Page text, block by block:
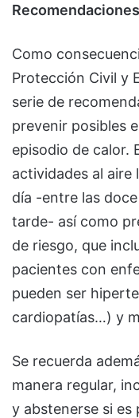
Como
Protección Civil y
serie de
prevenir posibles
episodio de calor.
actividades al aire
día -entre las
tarde- así como
de riesgo, que
pacientes con
pueden ser
cardiopatías…) y
Se recuerda
manera regular,
y abstenerse si es